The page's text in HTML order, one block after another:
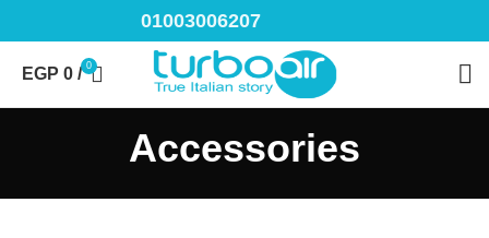
01003006207
0
/
EGP 0
Accessories